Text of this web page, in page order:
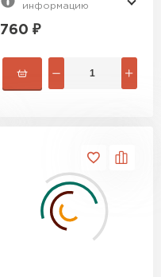
информацию
760 ₽